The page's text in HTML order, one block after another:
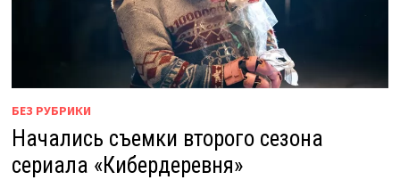
БЕЗ РУБРИКИ
Начались съемки второго сезона
сериала «Кибердеревня»